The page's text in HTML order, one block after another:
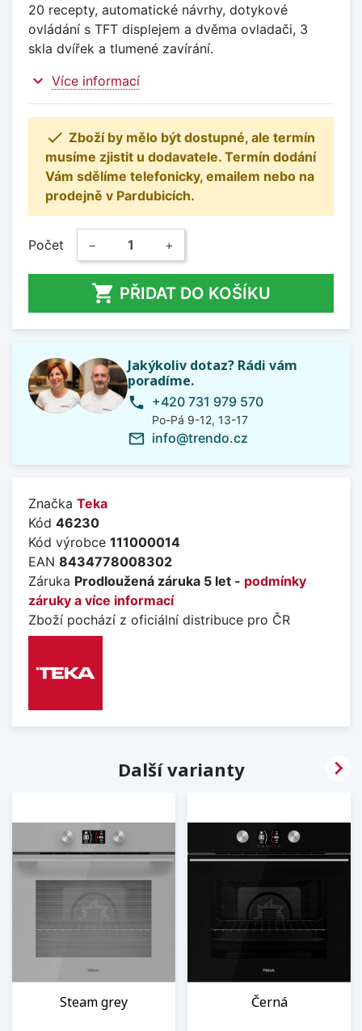
20 recepty, automatické návrhy, dotykové
ovládání s TFT displejem a dvěma ovladači, 3
skla dvířek a tlumené zavírání.
expand_more Více informací
 Zboží by mělo být dostupné, ale termín
musíme zjistit u dodavatele. Termín dodání
Vám sdělíme telefonicky, emailem nebo na
prodejně v Pardubicích.
Počet − +
 PŘIDAT DO KOŠÍKU
Jakýkoliv dotaz? Rádi vám
poradíme.
phone +420 731 979 570
Po-Pá 9-12, 13-17
mail_outline info@trendo.cz
Značka Teka
Kód 46230
Kód výrobce 111000014
EAN 8434778008302
Záruka Prodloužená záruka 5 let - podmínky
záruky a více informací
Zboží pochází z oficiální distribuce pro ČR
Další varianty
Steam grey Černá
